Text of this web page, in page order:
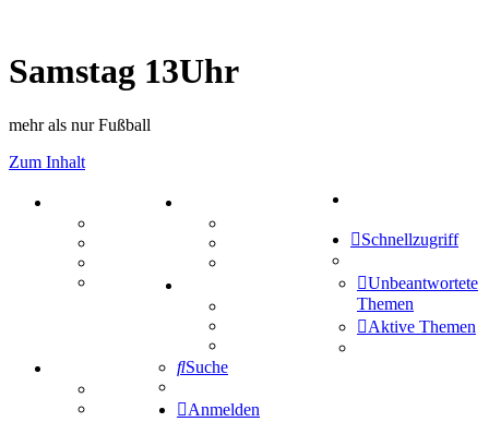
Samstag 13Uhr
mehr als nur Fußball
Zum Inhalt
Mastodon
Treffenübersicht
Zitatesammlung
Schiffe versenken
Tipprunde
Comunio
Schnellzugriff
Unbeantwortete
Themen
Aktive Themen
Suche
Anmelden